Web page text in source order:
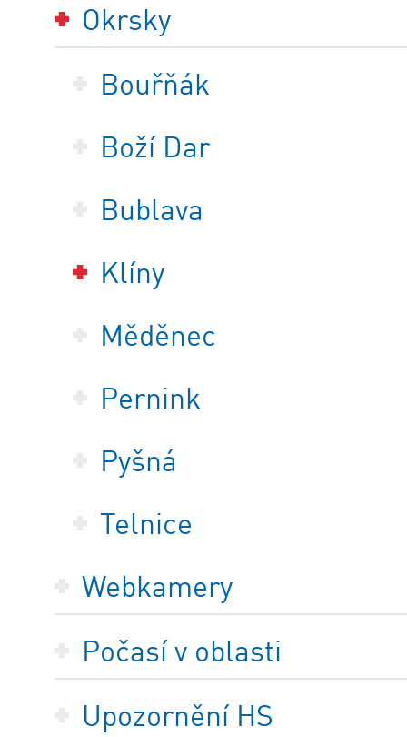
Okrsky
Bouřňák
Boží Dar
Bublava
Klíny
Měděnec
Pernink
Pyšná
Telnice
Webkamery
Počasí v oblasti
Upozornění HS